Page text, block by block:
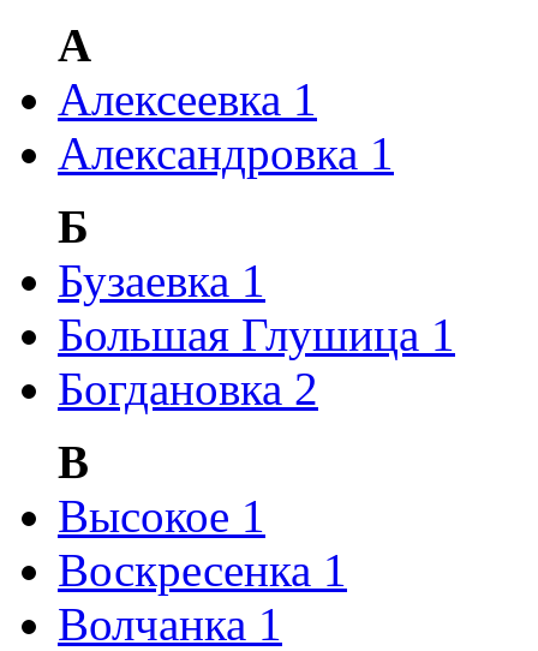
А
Алексеевка 1
Александровка 1
Б
Бузаевка 1
Большая Глушица 1
Богдановка 2
В
Высокое 1
Воскресенка 1
Волчанка 1